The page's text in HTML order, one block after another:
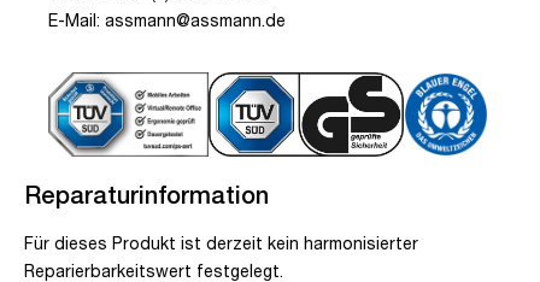
E-Mail: assmann@assmann.de
Reparaturinformation
Für dieses Produkt ist derzeit kein harmonisierter
Reparierbarkeitswert festgelegt.